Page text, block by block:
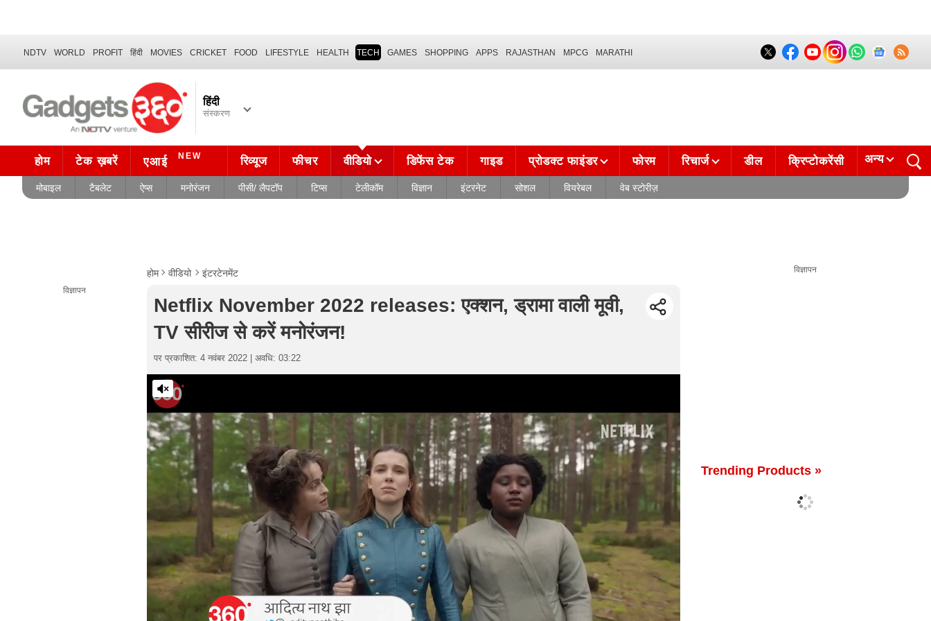
NDTV WORLD PROFIT हिंदी MOVIES CRICKET FOOD LIFESTYLE HEALTH TECH GAMES SHOPPING APPS RAJASTHAN MPCG MARATHI
हिंदी
संस्करण
होम टेक ख़बरें एआई NEW रिव्यूज फीचर वीडियो डिफेंस टेक गाइड प्रोडक्ट फाइंडर फोरम रिचार्ज डील क्रिप्टोकरेंसी अन्य
मोबाइल टैबलेट ऐप्स मनोरंजन पीसी/ लैपटॉप टिप्स टेलीकॉम विज्ञान इंटरनेट सोशल वियरेबल वेब स्टोरीज़
होम वीडियो इंटरटेनमेंट
Netflix November 2022 releases: एक्शन, ड्रामा वाली मूवी,
TV सीरीज से करें मनोरंजन!
पर प्रकाशित: 4 नवंबर 2022 | अवधि: 03:22
विज्ञापन
Trending Products »
विज्ञापन